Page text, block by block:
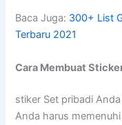
Baca Juga: 300+ List
Terbaru 2021
Cara Membuat
stiker Set pribadi
Anda harus